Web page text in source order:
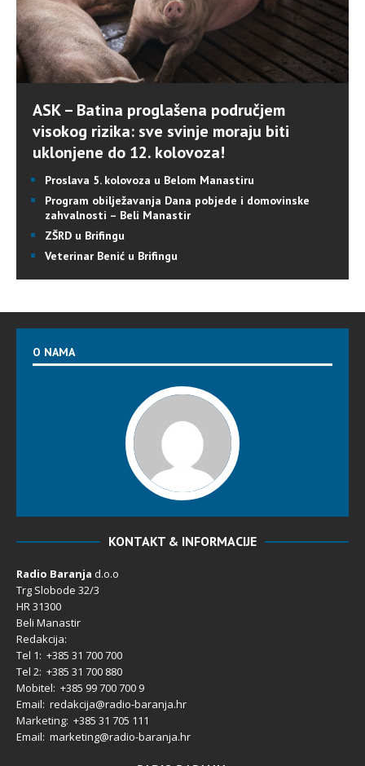
ASK – Batina proglašena područjem
visokog rizika: sve svinje moraju biti
uklonjene do 12. kolovoza!
Proslava 5. kolovoza u Belom Manastiru
Program obilježavanja Dana pobjede i domovinske
zahvalnosti – Beli Manastir
ZŠRD u Brifingu
Veterinar Benić u Brifingu
O NAMA
KONTAKT & INFORMACIJE
Radio Baranja d.o.o
Trg Slobode 32/3
HR 31300
Beli Manastir
Redakcija:
Tel 1: +385 31 700 700
Tel 2: +385 31 700 880
Mobitel: +385 99 700 700 9
Email: redakcija@radio-baranja.hr
Marketing: +385 31 705 111
Email: marketing@radio-baranja.hr